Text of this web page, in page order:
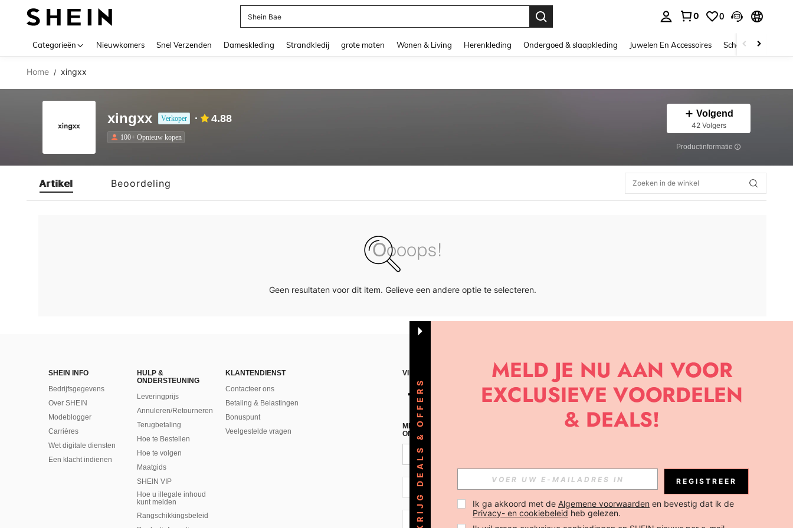
Shein Bae
0 0
Categorieën Nieuwkomers Snel Verzenden Dameskleding Strandkledij grote maten Wonen & Living Herenkleding Ondergoed & slaapkleding Juwelen En Accessoires Schoonheid &
Home / xingxx
xingxx Verkoper 4.88
100+ Opnieuw kopen
Volgend
42 Volgers
Productinformatie
Artikel Beoordeling
Geen resultaten voor dit item. Gelieve een andere optie te selecteren.
SHEIN INFO
Bedrijfsgegevens
Over SHEIN
Modeblogger
Carrières
Wet digitale diensten
Een klacht indienen
HULP &
ONDERSTEUNING
Leveringprijs
Annuleren/Retourneren
Terugbetaling
Hoe te Bestellen
Hoe te volgen
Maatgids
SHEIN VIP
Hoe u illegale inhoud
kunt melden
Rangschikkingsbeleid
KLANTENDIENST
Contacteer ons
Betaling & Belastingen
Bonuspunt
Veelgestelde vragen
VIND ONS
MELD JE A AN VOOR ONZE NIEUWSBRIEF OM DE LAATSTE NIEUWE TRENDS EN KORTINGEN TE
ONTVANGEN!(AFMELDEN IS MOGELIJK ELK MOMENT).
NL + 31
NL + 31
KRIJG DEALS & OFFERS REGISTREER
Ik ga akkoord met de Algemene voorwaarden en bevestig dat ik de
Privacy- en cookiebeleid heb gelezen.